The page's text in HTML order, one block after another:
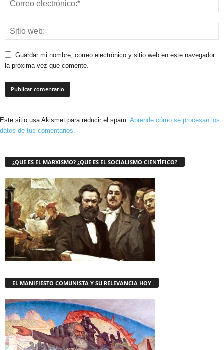
Guardar mi nombre, correo electrónico y sitio web en este navegador
la próxima vez que comente.
Este sitio usa Akismet para reducir el spam. Aprende cómo se procesan los
datos de tus comentarios.
¿QUE ES EL MARXISMO? ¿QUE ES EL SOCIALISMO CIENTÍFICO?
EL MANIFIESTO COMUNISTA Y SU RELEVANCIA HOY